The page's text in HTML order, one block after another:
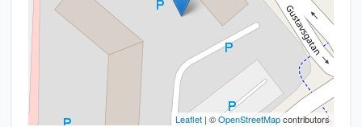
Leaflet | ©OpenStreetMapcontributors